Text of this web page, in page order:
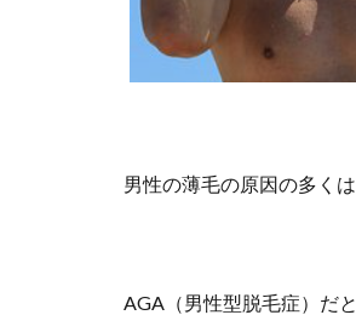
男性の薄毛の原因の多くは
AGA（男性型脱毛症）だと